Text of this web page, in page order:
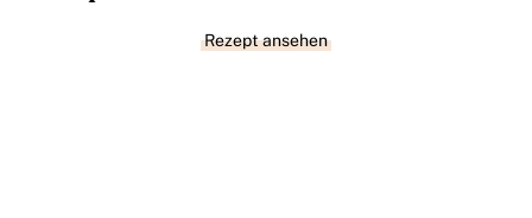
Rezept ansehen